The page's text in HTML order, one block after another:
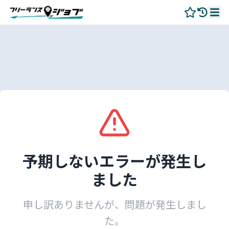
予期しないエラーが発生し
ました
申し訳ありませんが、問題が発生しまし
た。